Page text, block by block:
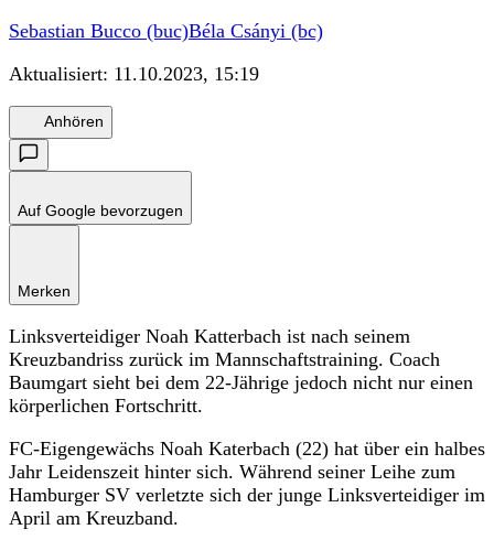
Sebastian Bucco (buc)Béla Csányi (bc)
Aktualisiert: 11.10.2023, 15:19
Anhören
Auf Google bevorzugen
Merken
Linksverteidiger Noah Katterbach ist nach seinem
Kreuzbandriss zurück im Mannschaftstraining. Coach
Baumgart sieht bei dem 22-Jährige jedoch nicht nur einen
körperlichen Fortschritt.
FC-Eigengewächs Noah Katerbach (22) hat über ein halbes
Jahr Leidenszeit hinter sich. Während seiner Leihe zum
Hamburger SV verletzte sich der junge Linksverteidiger im
April am Kreuzband.